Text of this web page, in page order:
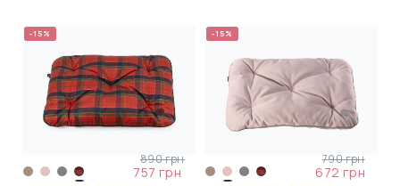
-15%
890 грн
757 грн
-15%
790 грн
672 грн